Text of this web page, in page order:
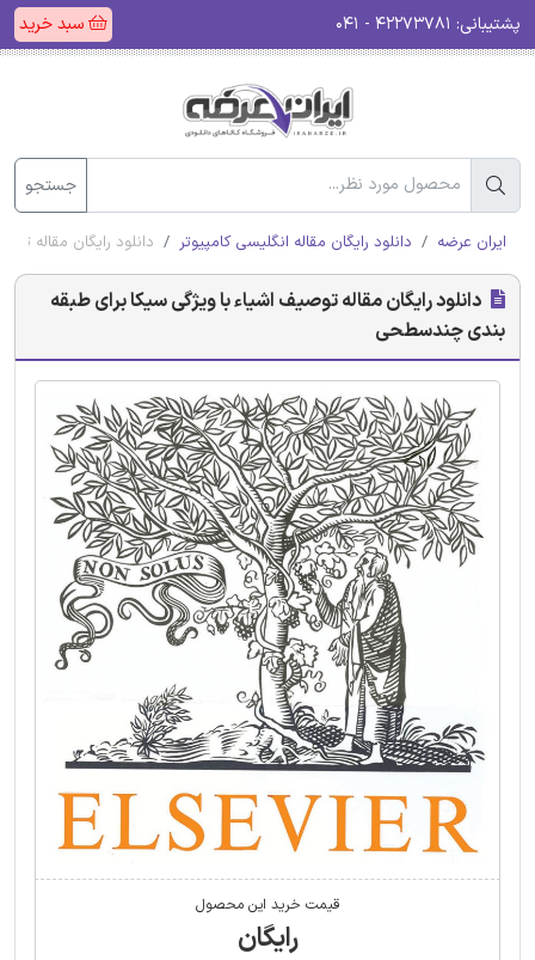
پشتیبانی: سبد خرید
جستجو
ایران عرضه دانلود رایگان مقاله انگلیسی کامپیوتر دانلود رایگان مقاله
دانلود رایگان مقاله توصیف اشیاء با ویژگی سیکا برای طبقه
بندی چندسطحی
قیمت خرید این محصول
رایگان